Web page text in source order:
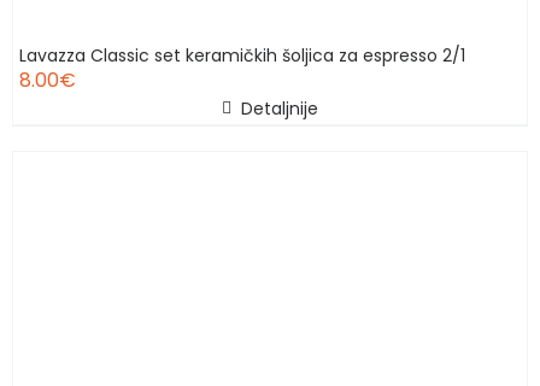
Lavazza Classic set keramičkih šoljica za espresso 2/1
8.00€
Detaljnije